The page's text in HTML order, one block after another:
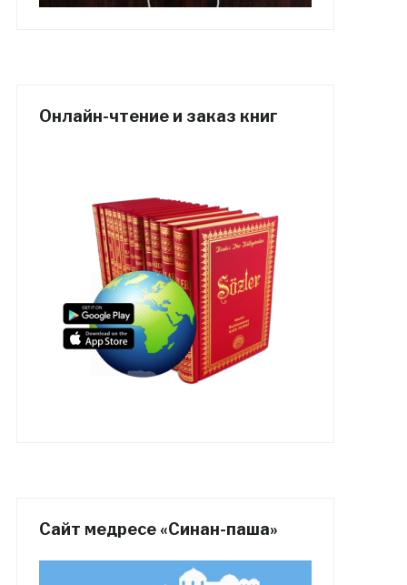
Онлайн-чтение и заказ книг
Сайт медресе «Синан-паша»